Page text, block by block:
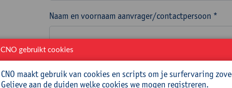
Naam en voornaam aanvrager/contactpersoon *
E-mailadres aanvrager/contactpersoon *
CNO gebruikt cookies
CNO maakt gebruik van cookies en scripts om je surfervaring
Gelieve aan de duiden welke cookies we mogen registreren.